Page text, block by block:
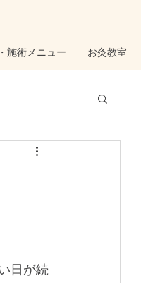
施術メニュー お灸教室
日が続